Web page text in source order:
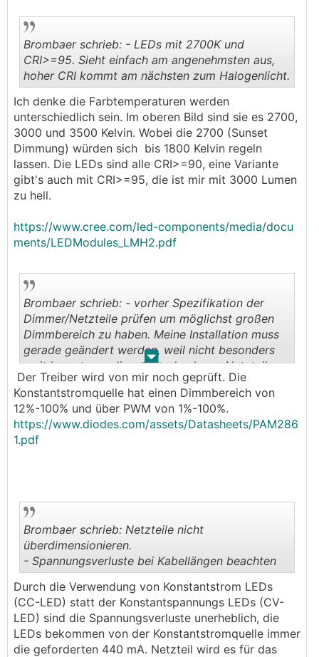
..
Brombaer schrieb: - LEDs mit 2700K und
CRI>=95. Sieht einfach am angenehmsten aus,
hoher CRI kommt am nächsten zum Halogenlicht.
Ich denke die Farbtemperaturen werden
unterschiedlich sein. Im oberen Bild sind sie es 2700,
3000 und 3500 Kelvin. Wobei die 2700 (Sunset
Dimmung) würden sich bis 1800 Kelvin regeln
lassen. Die LEDs sind alle CRI>=90, eine Variante
gibt's auch mit CRI>=95, die ist mir mit 3000 Lumen
zu hell.
https://www.cree.com/led-components/media/docu
ments/LEDModules_LMH2.pdf
. .
Brombaer schrieb: - vorher Spezifikation der
Dimmer/Netzteile prüfen um möglichst großen
Dimmbereich zu haben. Meine Installation muss
gerade geändert werden, weil nicht besonders
weit herunter gedimmt werden kann. Netzteile
nicht überdimensionieren.[
Der Treiber wird von mir noch geprüft. Die
Konstantstromquelle hat einen Dimmbereich von
12%-100% und über PWM von 1%-100%.
https://www.diodes.com/assets/Datasheets/PAM286
1.pdf
..
Brombaer schrieb: Netzteile nicht
überdimensionieren.
- Spannungsverluste bei Kabellängen beachten
Durch die Verwendung von Konstantstrom LEDs
(CC-LED) statt der Konstantspannungs LEDs (CV-
LED) sind die Spannungsverluste unerheblich, die
LEDs bekommen von der Konstantstromquelle immer
die geforderten 440 mA. Netzteil wird es für das